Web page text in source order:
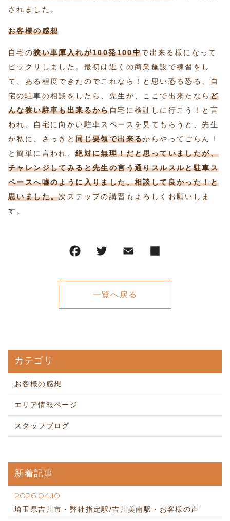
されました。
お客様の感想
自宅の狭い車庫入れが100発100中で出来る様になって
ビックリしました。最初は近くの商業施設で練習をし
て、ある程度できたのでこれなら！と思い恐る恐る、自
宅の駐車の相談をしたら、先生が、ここで出来たなら ど
んな狭い駐車も出来るから自宅に検証しに行こう！と言
われ、自宅に向かい駐車スペースを見てもらうと、先生
が私に、さっきと同じ要領で出来るからやってごらん！
と簡単に言われ、絶対に無理！だと思っていましたが、
チャレンジしてみると先生の言う通りスルスルと駐車ス
ペースへ嘘のように入りました。相談して良かった！と
思いました。次ステップの講習もよろしくお願いしま
す。
一覧へ戻る
カテゴリ
お客様の感想
エリア情報ページ
スタッフブログ
新着記事
2026.04.10
埼玉県吉川市・弊社指定駅/吉川美南駅・お客様の声